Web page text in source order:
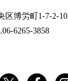
区博労町1-7-2-
6265-3858